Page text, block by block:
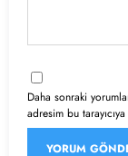
Daha sonraki
adresim bu